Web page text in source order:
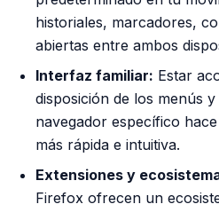
historiales, marcadores,
abiertas entre ambos
Interfaz familiar: Estar
disposición de los menús
navegador específico
más rápida e intuitiva.
Extensiones y
Firefox ofrecen un